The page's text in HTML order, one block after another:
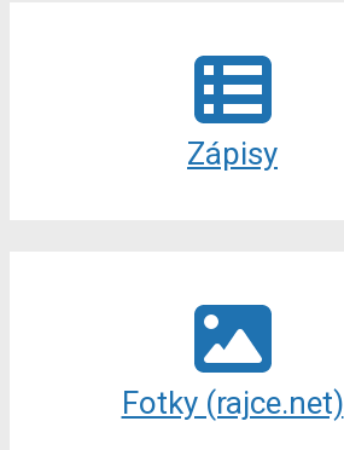
Zápisy
Fotky (rajce.net)